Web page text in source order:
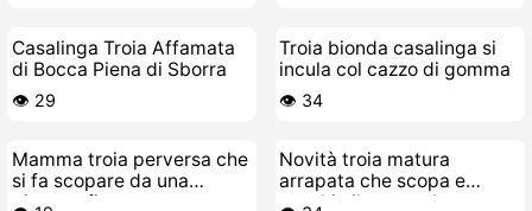
Casalinga Troia Affamata
di Bocca Piena di Sborra
👁️ 29
Troia bionda casalinga si
incula col cazzo di gomma
👁️ 34
Mamma troia perversa che
si fa scopare da una
giovane figa con tette
Novità troia matura
arrapata che scopa e
succhia il cazzo al suo toy-